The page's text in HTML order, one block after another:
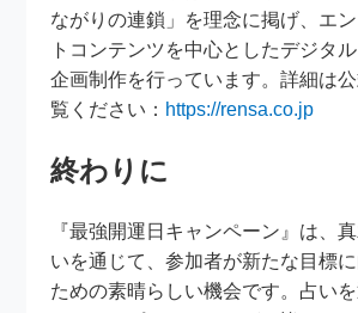
ながりの連鎖」を理念に掲げ、エ
トコンテンツを中心としたデジタ
企画制作を行っています。詳細は
覧ください： https://rensa.co.jp
終わりに
『最強開運日キャンペーン』は、
いを通じて、参加者が新たな目標
ための素晴らしい機会です。占い